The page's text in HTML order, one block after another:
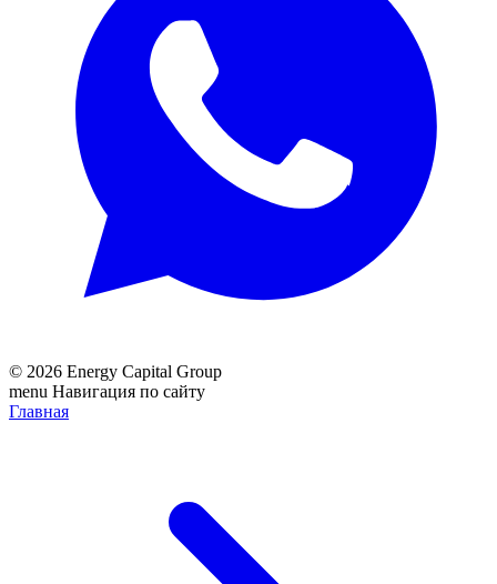
© 2026 Energy Capital Group
menu Навигация по сайту
Главная